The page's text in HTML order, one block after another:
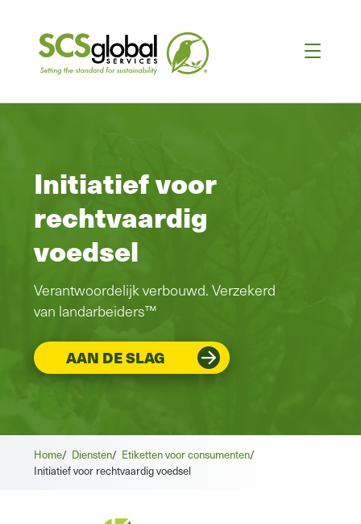
Initiatief voor
rechtvaardig
voedsel
Verantwoordelijk verbouwd. Verzekerd
van landarbeiders™
AAN DE SLAG
Home/ Diensten/ Etiketten voor consumenten/
Initiatief voor rechtvaardig voedsel